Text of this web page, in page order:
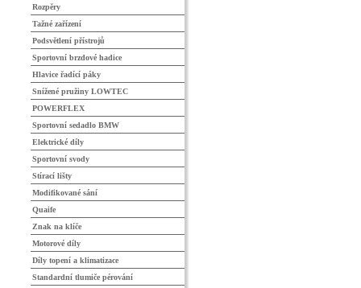
Rozpěry
Tažné zařízení
Podsvětlení přístrojů
Sportovní brzdové hadice
Hlavice řadící páky
Snížené pružiny LOWTEC
POWERFLEX
Sportovní sedadlo BMW
Elektrické díly
Sportovní svody
Stírací lišty
Modifikované sání
Quaife
Znak na klíče
Motorové díly
Díly topení a klimatizace
Standardní tlumiče pérování